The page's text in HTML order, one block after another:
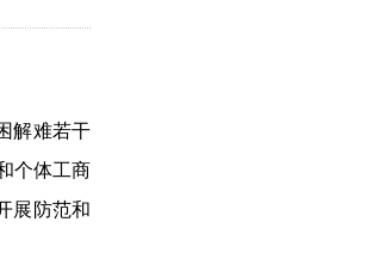
解难若干
个体工商
展防范和